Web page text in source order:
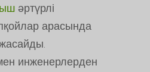
әртүрлі
арасында
инженерлерден